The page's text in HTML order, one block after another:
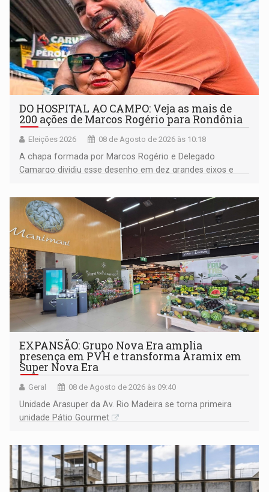
DO HOSPITAL AO CAMPO: Veja as mais de
200 ações de Marcos Rogério para Rondônia
Eleições 2026 08 de Agosto de 2026 às 10:18
A chapa formada por Marcos Rogério e Delegado
Camargo dividiu esse desenho em dez grandes eixos e
EXPANSÃO: Grupo Nova Era amplia
presença em PVH e transforma Aramix em
Super Nova Era
Geral 08 de Agosto de 2026 às 09:40
Unidade Arasuper da Av. Rio Madeira se torna primeira
unidade Pátio Gourmet